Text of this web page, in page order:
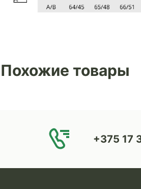
Похожие товары
+375 17